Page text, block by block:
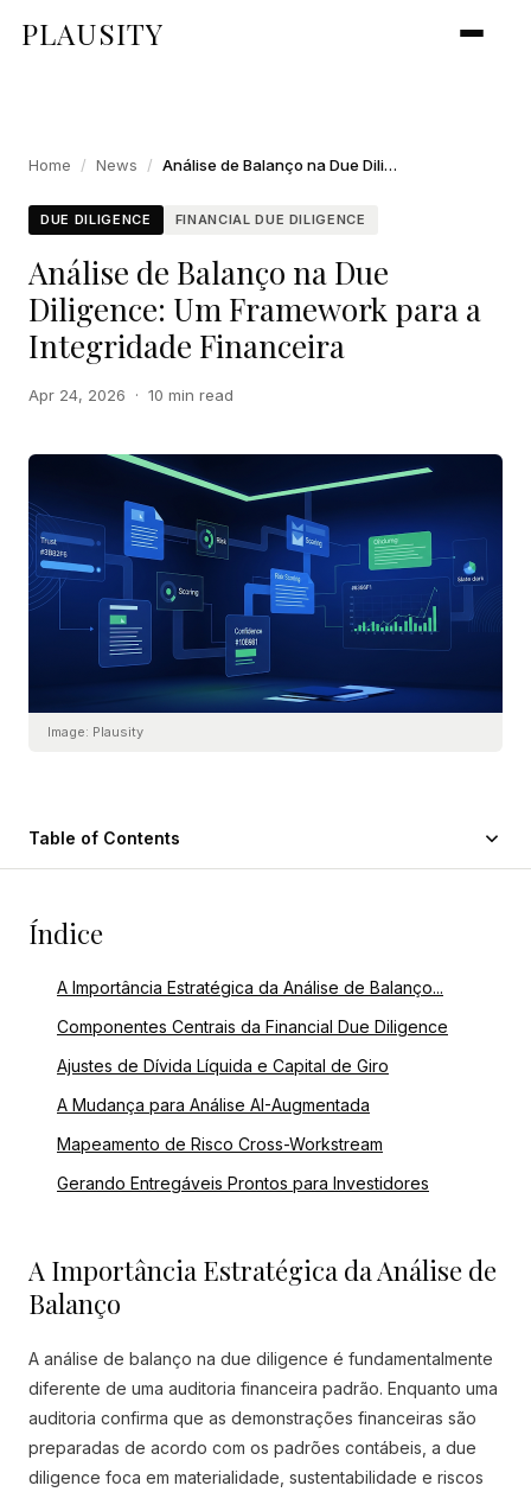
PLAUSITY
Home / News / Análise de Balanço na Due Diligence: Um Framework para a Integridade Financeira
DUE DILIGENCE FINANCIAL DUE DILIGENCE
Análise de Balanço na Due
Diligence: Um Framework para a
Integridade Financeira
Apr 24, 2026 · 10 min read
Image: Plausity
Table of Contents
Índice
A Importância Estratégica da Análise de Balanço...
Componentes Centrais da Financial Due Diligence
Ajustes de Dívida Líquida e Capital de Giro
A Mudança para Análise AI-Augmentada
Mapeamento de Risco Cross-Workstream
Gerando Entregáveis Prontos para Investidores
A Importância Estratégica da Análise de
Balanço
A análise de balanço na due diligence é fundamentalmente
diferente de uma auditoria financeira padrão. Enquanto uma
auditoria confirma que as demonstrações financeiras são
preparadas de acordo com os padrões contábeis, a due
diligence foca em materialidade, sustentabilidade e riscos